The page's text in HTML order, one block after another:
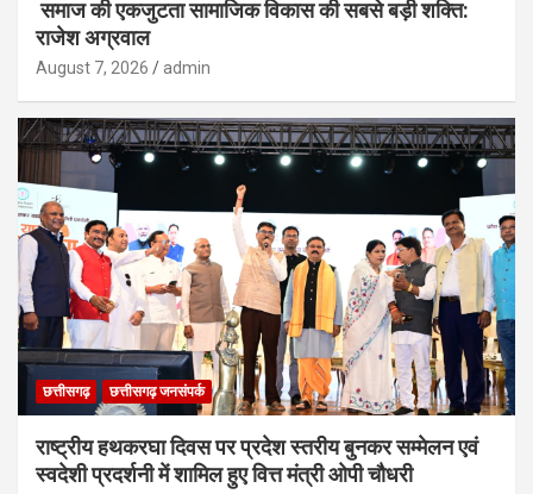
समाज की एकजुटता सामाजिक विकास की सबसे बड़ी शक्ति:
राजेश अग्रवाल
August 7, 2026 admin
छत्तीसगढ़ छत्तीसगढ़ जनसंपर्क
राष्ट्रीय हथकरघा दिवस पर प्रदेश स्तरीय बुनकर सम्मेलन एवं
स्वदेशी प्रदर्शनी में शामिल हुए वित्त मंत्री ओपी चौधरी